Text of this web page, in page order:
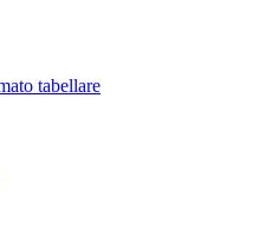
tabellare